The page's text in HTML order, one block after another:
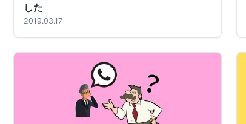
した
2019.03.17